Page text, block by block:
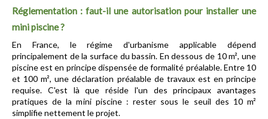
Réglementation : faut-il une autorisation pour installer une
mini piscine ?
En France, le régime d'urbanisme applicable dépend
principalement de la surface du bassin. En dessous de 10 m², une
piscine est en principe dispensée de formalité préalable. Entre 10
et 100 m², une déclaration préalable de travaux est en principe
requise. C'est là que réside l'un des principaux avantages
pratiques de la mini piscine : rester sous le seuil des 10 m²
simplifie nettement le projet.